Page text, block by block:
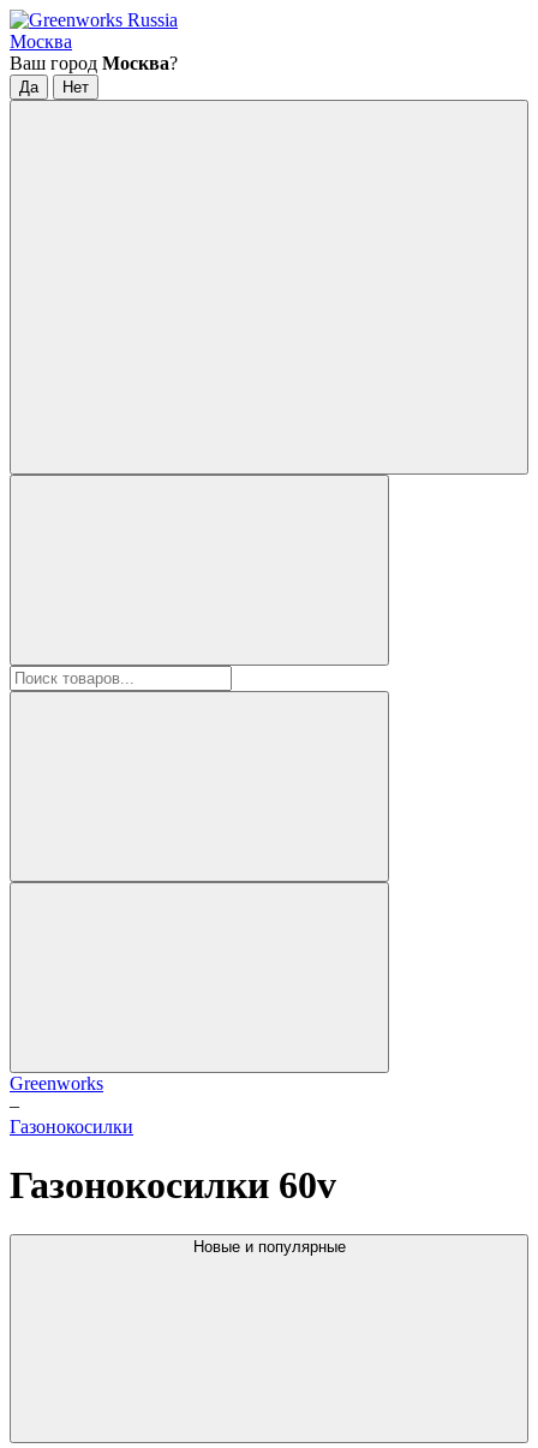
Москва
Ваш город Москва?
Greenworks
–
Газонокосилки
Газонокосилки 60v
Новые и популярные